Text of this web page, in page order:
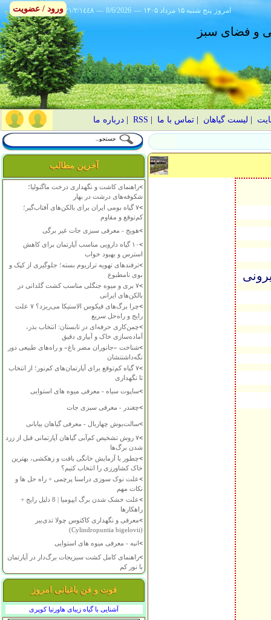
٢١/٢/١٤٤٨ --- 8/6/2026 --- ۱۴۰۵ پنج شنبه ۱۵ مرداد امروز
و فضای سبز
لیست گیاهان |تماس با ما RSS
|درباره ما
آخرین مطالب
>راهنمای کاشت و نگهداری درخت ماگنولیا؛
شکوفه‌های درشت در بهار
>
۷ گیاه بومی ایران برای بالکن‌های آفتاب‌گیر؛
کم‌توقع و مقاوم
>هویج - معرفی سبزی جات غیر برگی
>
۱۰ گیاه دارویی مناسب آپارتمان برای کاهش
استرس و بهبود خواب
>ترفندهای تهویه تراریوم بسته؛ جلوگیری از کپک و
بوی نامطبوع
>
۷ بری و میوه جنگلی مناسب کشت گلدانی در
بالکن‌های ایرانی
>
چرا برگ‌های فیکوس الاستیکا می‌ریزد؟ ۷ علت
رایج و راه‌حل سریع
>چمن‌کاری حرفه‌ای در تابستان: انتخاب بذر،
آماده‌سازی خاک و آبیاری دقیق
>شناخت «جانوران مضر باغ» و راه‌های طبیعی دور
نگه‌داشتنشان
>
۷ گیاه کم‌توقع برای آپارتمان‌های کم‌نور؛ از انتخاب
تا نگهداری
>ساپوت سیاه - معرفی میوه های استوایی
>چغندر - معرفی سبزی جات
>سالت‌بوش چهاربال - معرفی گیاهان بیابانی
>
۷ روش تشخیص کم‌آبی گیاهان آپارتمانی قبل از زرد
شدن برگ‌ها
>چطور با آزمایش خانگی بافت و زهکشی، بهترین
خاک کشاورزی را انتخاب کنیم؟
>علت نوک سوزی دراسنا پرچمی + راه حل ها و
نکات مهم
>
علت خشک شدن برگ ایپومیا | 8 دلیل رایج +
راهکارها
>معرفی و نگهداری کاکتوس چولا تدی‌بیر
(Cylindropuntia bigelovii)
>انبه - معرفی میوه های استوایی
>راهنمای کامل کشت سبزیجات برگ‌دار در آپارتمان
با نور کم
فوت و فن باغبانی امروز
آشنایی با گیاه زیبای هاورتیا کوپری
ورود / عضویت